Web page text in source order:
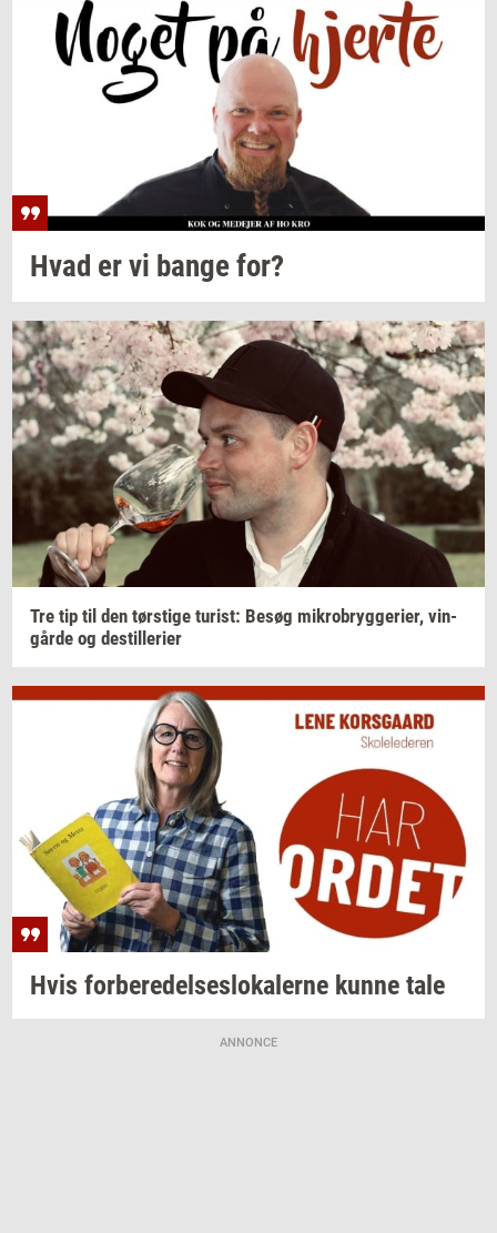
Hvad er vi bange for?
Tre tip til den tørsti­ge turist: Besøg mi­kro­bryg­ge­ri­er, vin­
går­de og destil­le­ri­er
Hvis for­be­re­del­ses­lo­ka­ler­ne kunne tale
ANNONCE